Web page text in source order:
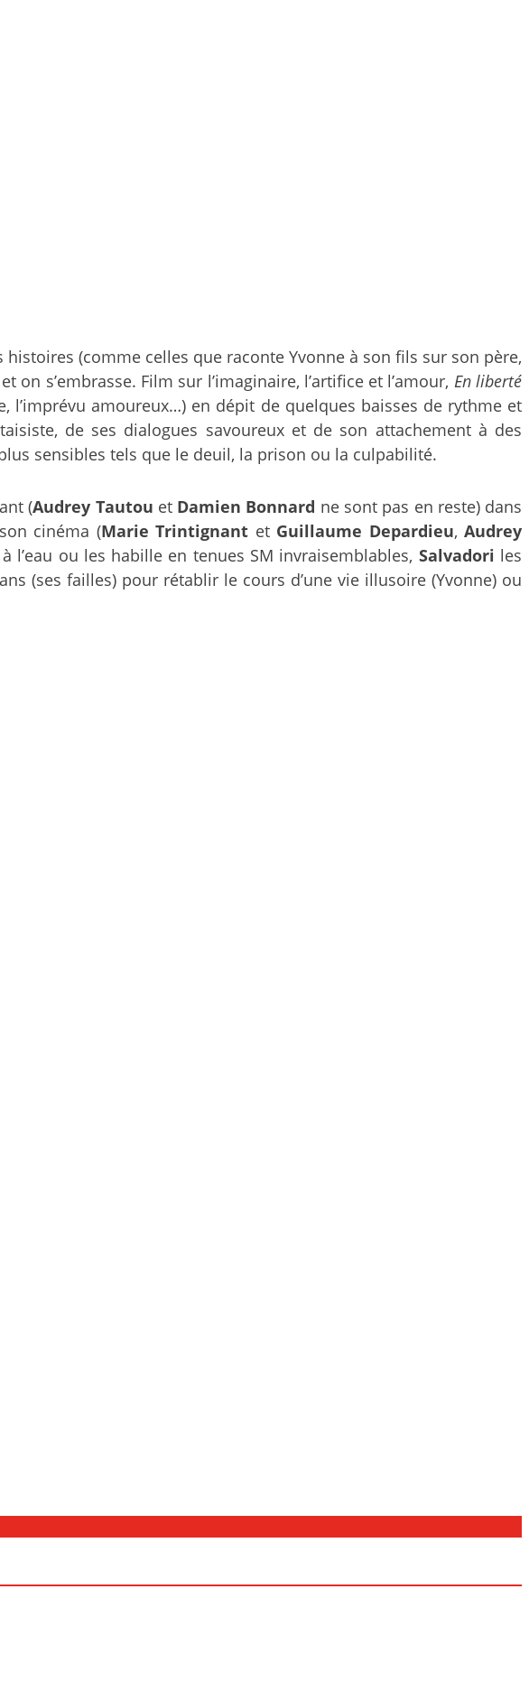
(comme celles que raconte Yvonne à son fils sur son père,
s’embrasse. Film sur l’imaginaire, l’artifice et l’amour, En liberté
l’imprévu amoureux…) en dépit de quelques baisses de rythme et
de ses dialogues savoureux et de son attachement à des
sensibles tels que le deuil, la prison ou la culpabilité.
(Audrey Tautou et Damien Bonnard ne sont pas en reste) dans
cinéma (Marie Trintignant et Guillaume Depardieu,Audrey
l’eau ou les habille en tenues SM invraisemblables, Salvadori les
(ses failles) pour rétablir le cours d’une vie illusoire (Yvonne) ou